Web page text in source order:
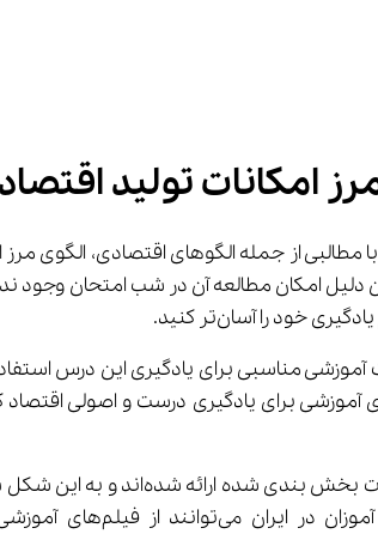
امکانات تولید اقتصاد
دلیل امکان مطالعه آن در شب امتحان وجود
خود را آسان‌تر کنید.